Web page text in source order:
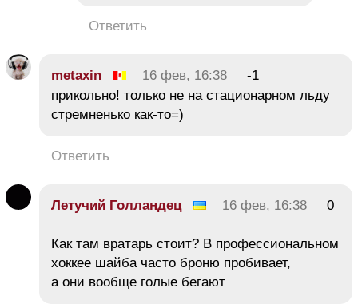
Ответить
metaxin 16 фев, 16:38
-1
прикольно! только не на стационарном льду
стремненько как-то=)
Ответить
Летучий Голландец 16 фев, 16:38 0
Как там вратарь стоит? В профессиональном
хоккее шайба часто броню пробивает,
а они вообще голые бегают